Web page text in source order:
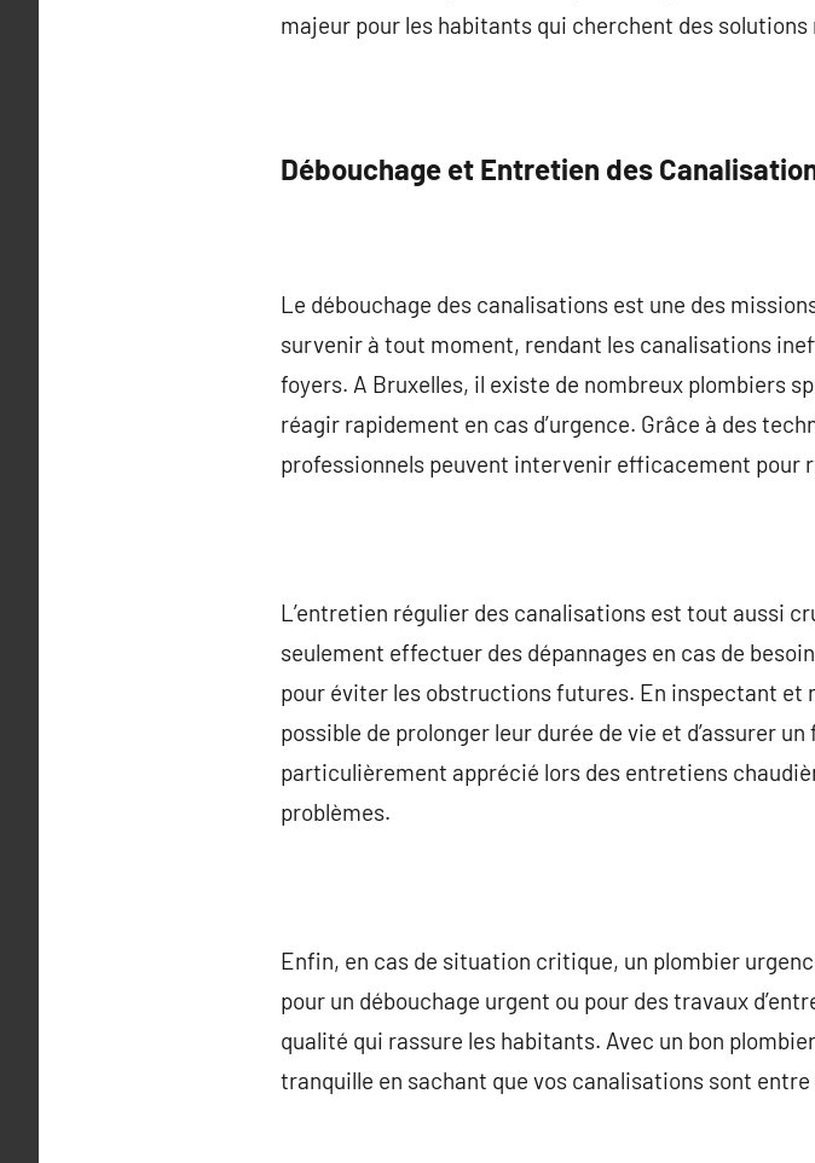
majeur pour les habitants qui cherchent des
Débouchage et Entretien des
Le débouchage des canalisations est une des
survenir à tout moment, rendant les canalisations
foyers. A Bruxelles, il existe de nombreux plombiers
réagir rapidement en cas d’urgence. Grâce à des
professionnels peuvent intervenir efficacement pour
L’entretien régulier des canalisations est tout aussi
seulement effectuer des dépannages en cas de
pour éviter les obstructions futures. En inspectant
possible de prolonger leur durée de vie et d’assurer
particulièrement apprécié lors des entretiens
problèmes.
Enfin, en cas de situation critique, un plombier
pour un débouchage urgent ou pour des travaux
qualité qui rassure les habitants. Avec un bon
tranquille en sachant que vos canalisations sont entre